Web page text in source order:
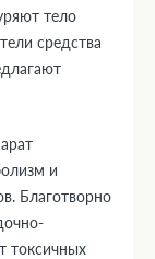
тело
средства
и
Благотворно
токсичных